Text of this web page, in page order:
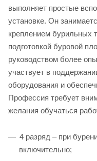
выполняет простые
установке. Он
креплением бурильных
подготовкой буровой
руководством более
участвует в
оборудования и
Профессия требует
желания обучаться
4 разряд – при
включительно;